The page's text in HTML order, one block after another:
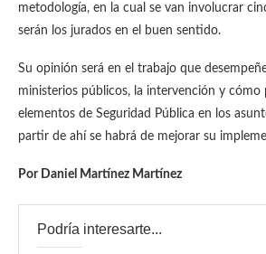
metodología, en la cual se van involucrar
serán los jurados en el buen sentido.
Su opinión será en el trabajo que
ministerios públicos, la intervención y cómo
elementos de Seguridad Pública en los
partir de ahí se habrá de mejorar su
Por Daniel Martínez Martínez
Podría interesarte...